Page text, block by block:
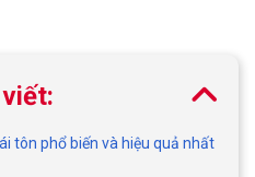
tôn phổ biến và hiệu quả nhất